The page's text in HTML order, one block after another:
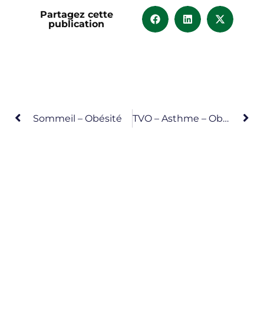
Partagez cette
publication
Sommeil – Obésité TVO – Asthme – Obésité – Âge